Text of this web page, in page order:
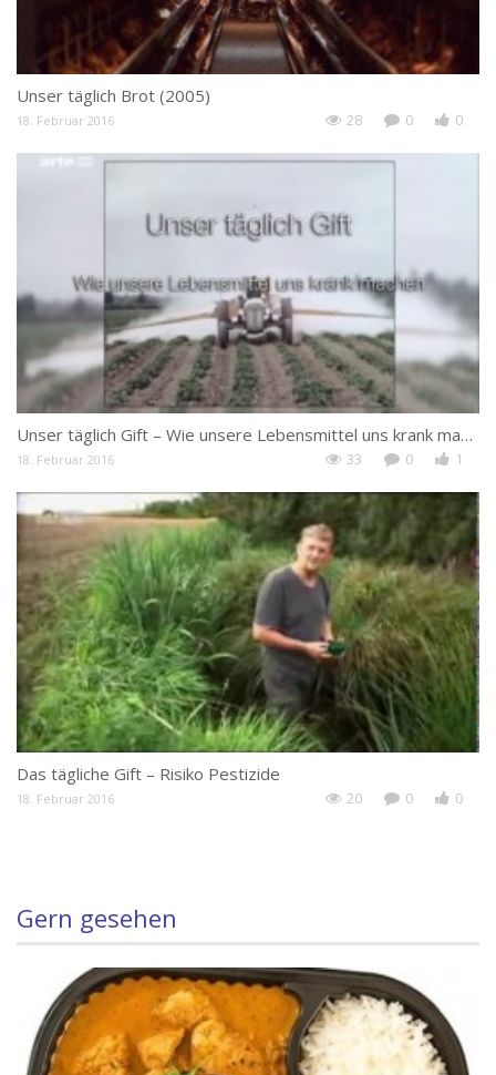
Unser täglich Brot (2005)
18. Februar 2016 28 0 0
Unser täglich Gift – Wie unsere Lebensmittel uns krank machen
18. Februar 2016 33 0 1
Das tägliche Gift – Risiko Pestizide
18. Februar 2016 20 0 0
Gern gesehen